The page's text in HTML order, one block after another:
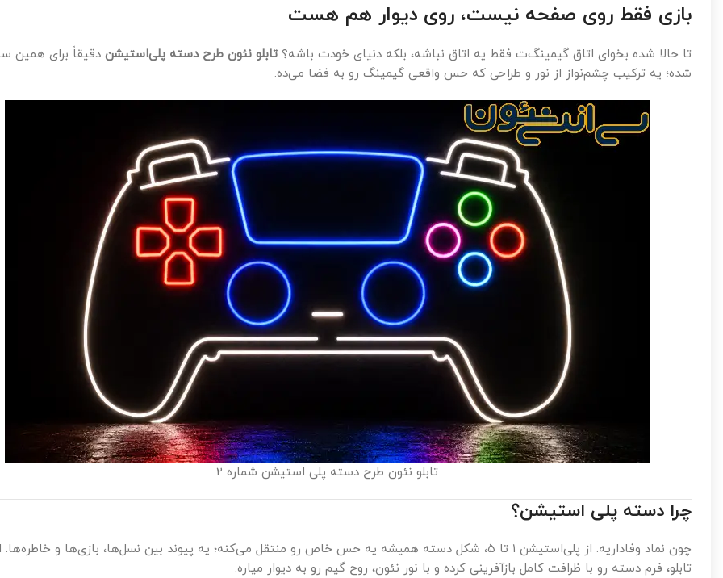
بازی فقط روی صفحه نیست، روی دیوار هم هست
تا حالا شده بخوای اتاق گیمینگ‌ت فقط یه اتاق نباشه، بلکه دنیای خودت باشه؟ تابلو نئون طرح دسته پلی‌استیشن دقیقاً برای همین
شده؛ یه ترکیب چشم‌نواز از نور و طراحی که حس واقعی گیمینگ رو به فضا می‌ده.
تابلو نئون طرح دسته پلی استیشن شماره 2
چرا دسته پلی استیشن؟
چون نماد وفاداریه. از پلی‌استیشن ۱ تا ۵، شکل دسته همیشه یه حس خاص رو منتقل می‌کنه؛ یه پیوند بین نسل‌ها، بازی‌ها و
تابلو، فرم دسته رو با ظرافت کامل بازآفرینی کرده و با نور نئون، روح گیم رو به دیوار میاره.